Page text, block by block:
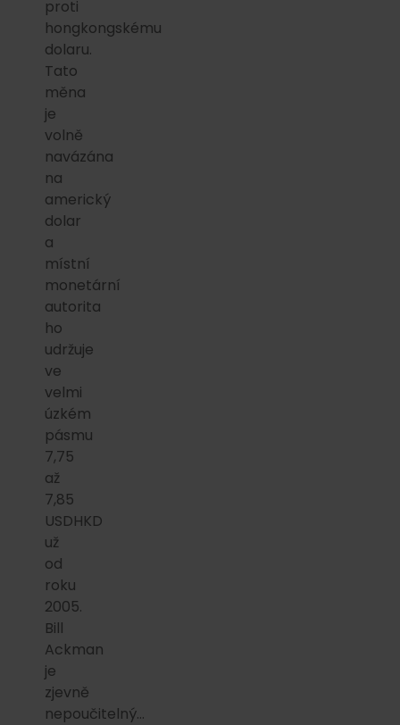
proti
hongkongskému
dolaru.
Tato
měna
je
volně
navázána
na
americký
dolar
a
místní
monetární
autorita
ho
udržuje
ve
velmi
úzkém
pásmu
7,75
až
7,85
USDHKD
už
od
roku
2005.
Bill
Ackman
je
zjevně
nepoučitelný…